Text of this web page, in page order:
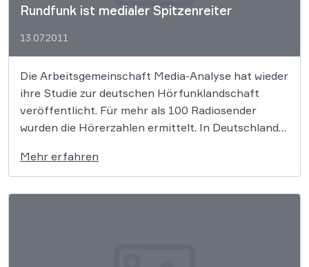
Rundfunk ist medialer Spitzenreiter
13.07.2011
Die Arbeitsgemeinschaft Media-Analyse hat wieder
ihre Studie zur deutschen Hörfunklandschaft
veröffentlicht. Für mehr als 100 Radiosender
wurden die Hörerzahlen ermittelt. In Deutschland
befragt. Deutschsprachige Ausländer und Kinder
zwischen 10 und 13 Jahren wurden bei der
Erhebung berücksichtigt.
Mehr erfahren